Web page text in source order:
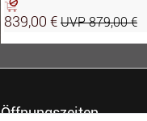
839,00 € UVP 879,00 €
Öffnungszeiten